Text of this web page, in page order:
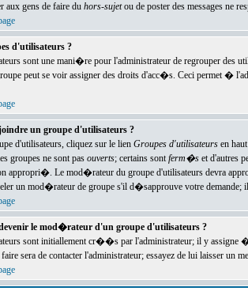
gens de faire du hors-sujetou de poster des messages ne
d'utilisateurs ?
sont une mani�re pour l'administrateur de regrouper des
peut se voir assigner des droits d'acc�s. Ceci permet
un groupe d'utilisateurs ?
d'utilisateurs, cliquez sur le lien Groupes d'utilisateursen haut
groupes ne sont pas ouverts; certains sontferm�set d'autres
appropri�. Le mod�rateur du groupe d'utilisateurs devra
un mod�rateur de groupe s'il d�sapprouve votre demande;
le mod�rateur d'un groupe d'utilisateurs ?
sont initiallement cr��s par l'administrateur; il y
sera de contacter l'administrateur; essayez de lui laisser un